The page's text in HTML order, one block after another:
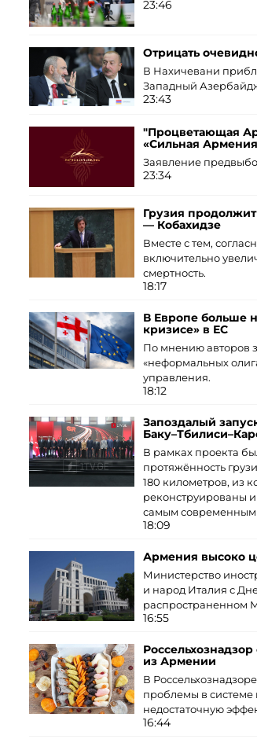
23:46
Отрицать
В Нахичевани
Западный
23:43
"Процветающая
«Сильная
Заявление
23:34
Грузия
— Кобахидзе
Вместе с тем,
включительно
смертность.
18:17
В Европе больше
кризисе» в ЕС
По мнению авторов
«неформальных
управления.
18:12
Запоздалый
В рамках проекта
протяжённость
180 километров, из
реконструированы
самым современным
18:09
Армения высоко
Министерство
и народ Италия с
распространенном
16:55
из Армении
В
проблемы в
недостаточную
16:44